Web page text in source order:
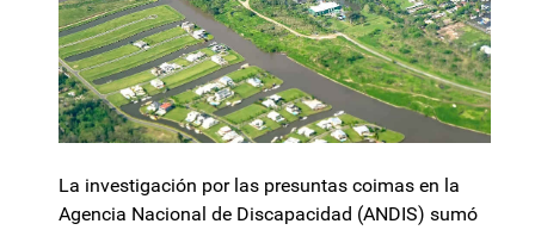
La investigación por las presuntas coimas en la
Agencia Nacional de Discapacidad (ANDIS) sumó